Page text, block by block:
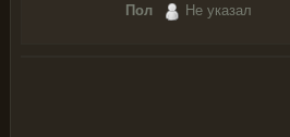
Пол Не указал